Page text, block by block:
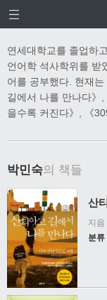
연세대학교를 졸업하
언어학 석사학위를 받
어를 공부했다. 현재
길에서 나를 만나다》
을수록 커진다》, 《
박민숙의 책들
산
지음
분류